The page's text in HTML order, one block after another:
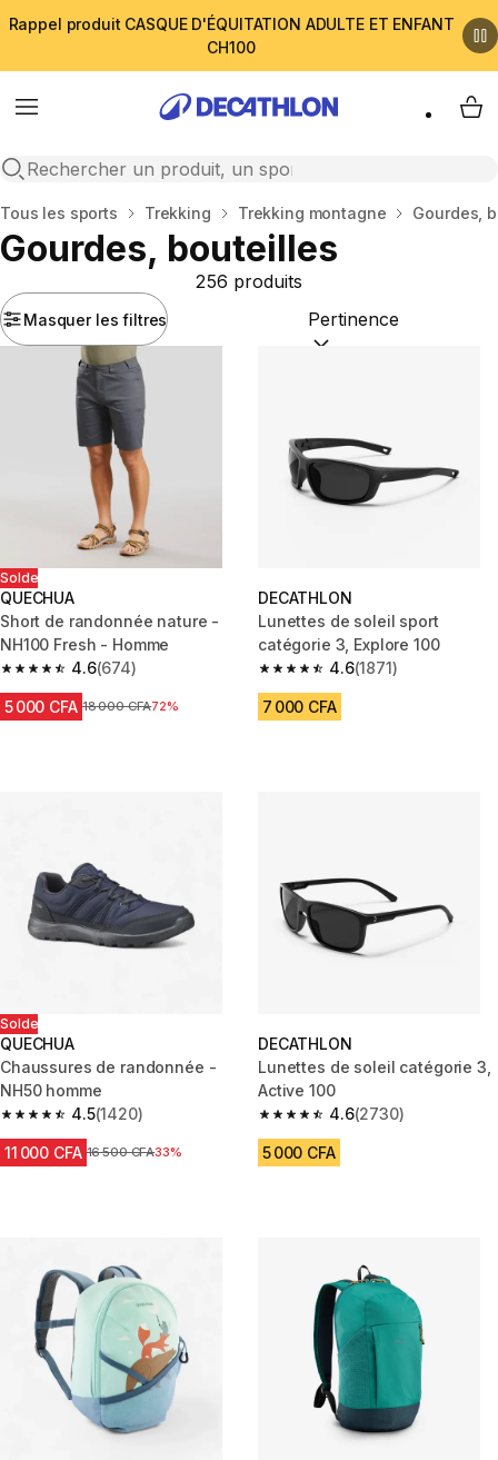
Rappel produit CASQUE D'ÉQUITATION ADULTE ET ENFANT
CH100
Menu
Open search
My
Accueil
Tous les sports Trekking Trekking montagne Gourdes,
Gourdes, bouteilles
Masquer les filtres
256 produits
Trier par :(optional)
Solde
QUECHUA
Short de randonnée nature -
NH100 Fresh - Homme
4.6
4.6 out of 5 stars from 674 reviews
(674)
5 000 CFA Prix avant réduction
18 000 CFA72%
DECATHLON
Lunettes de soleil sport
catégorie 3, Explore 100
4.6
4.6 out of 5 stars from 1871
(1871)
7 000 CFA
Solde
QUECHUA
Chaussures de randonnée -
NH50 homme
4.5
4.5 out of 5 stars from 1420 reviews
(1420)
11 000 CFA Prix avant réduction
16 500 CFA33%
DECATHLON
Lunettes de soleil catégorie 3,
Active 100
4.6
4.6 out of 5 stars from 2730
(2730)
5 000 CFA